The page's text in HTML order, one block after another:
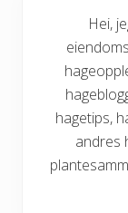
Hei,
hagetips,
andres